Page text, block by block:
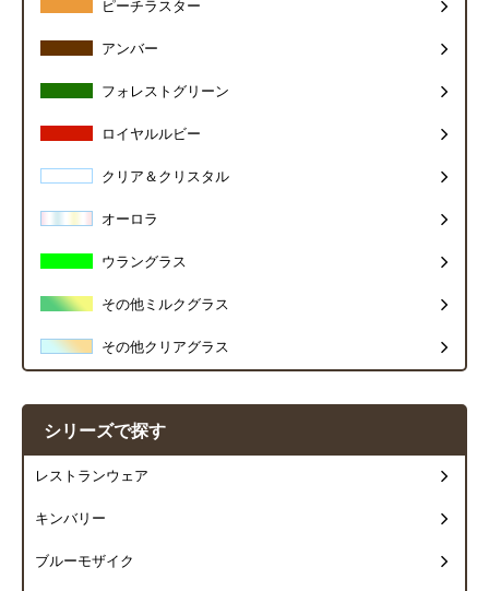
ピーチラスター
アンバー
フォレストグリーン
ロイヤルルビー
クリア＆クリスタル
オーロラ
ウラングラス
その他ミルクグラス
その他クリアグラス
シリーズで探す
レストランウェア
キンバリー
ブルーモザイク